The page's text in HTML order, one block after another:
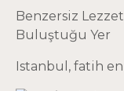
Benzersiz
Buluştuğu Yer
Istanbul, fatih